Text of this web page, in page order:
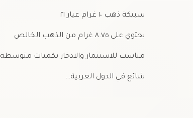
سبيكة ذهب ١٠ غرام عيار ٢١
يحتوي على ٨.٧٥ غرام من الذهب الخالص
مناسب للاستثمار والادخار بكميات متوسطة
شائع في الدول العربية…